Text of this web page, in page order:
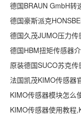
德国BRAUN GmbH转
德国豪斯派克
德国久茂JUMO压力
德国HBM扭矩传感器
原装德国SUCO苏克传
法国凯茂KIMO传感器
KIMO传感器模块怎么
KIMO传感器使用教程